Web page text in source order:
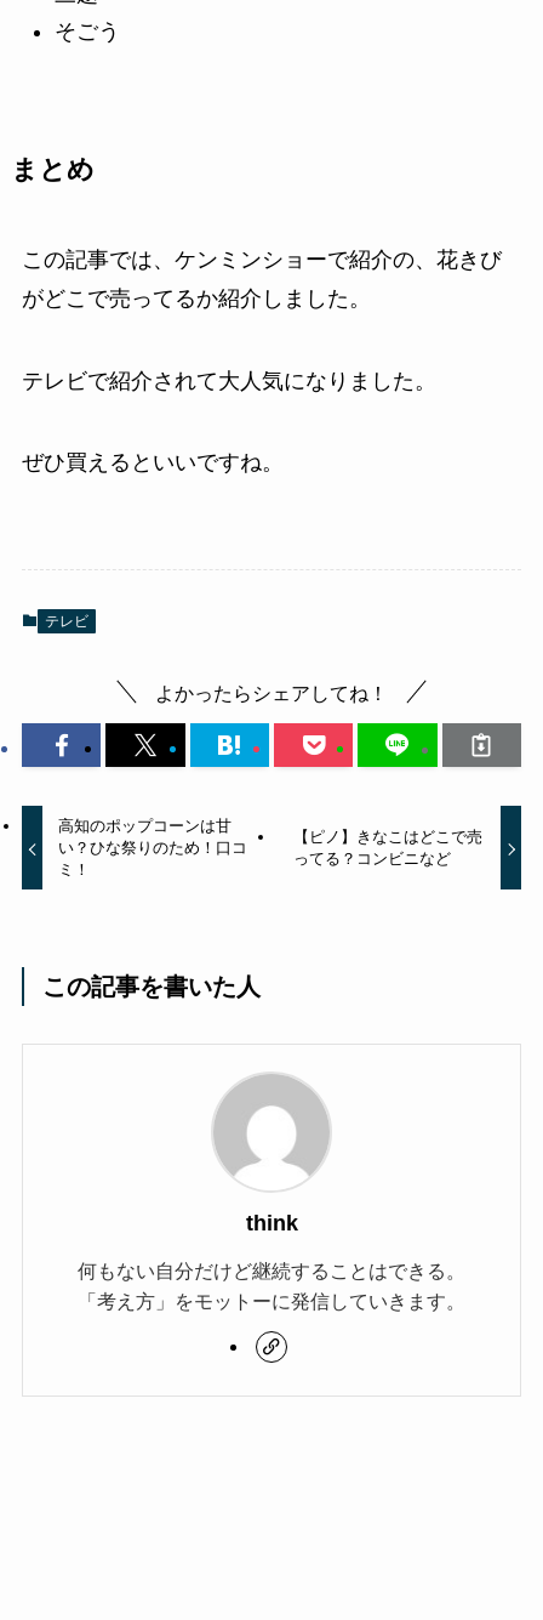
そごう
まとめ
この記事では、ケンミンショーで紹介の、花きび
がどこで売ってるか紹介しました。
テレビで紹介されて大人気になりました。
ぜひ買えるといいですね。
テレビ
よかったらシェアしてね！
高知のポップコーンは甘
い？ひな祭りのため！口コ
ミ！
【ピノ】きなこはどこで売
ってる？コンビニなど
この記事を書いた人
think
何もない自分だけど継続することはできる。
「考え方」をモットーに発信していきます。